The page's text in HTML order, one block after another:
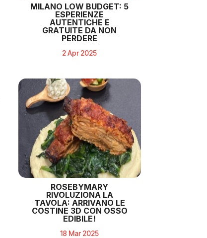
MILANO LOW BUDGET: 5
ESPERIENZE
AUTENTICHE E
GRATUITE DA NON
PERDERE
2 Apr 2025
ROSEBYMARY
RIVOLUZIONA LA
TAVOLA: ARRIVANO LE
COSTINE 3D CON OSSO
EDIBILE!
18 Mar 2025